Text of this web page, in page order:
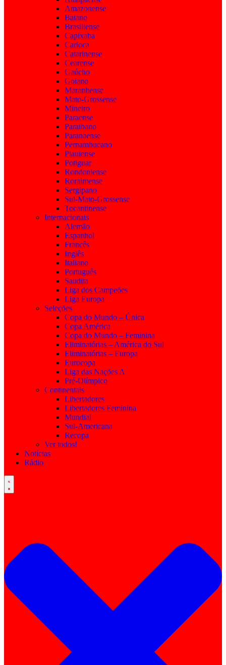
Amazonense
Baiano
Brasiliense
Capixaba
Carioca
Catarinense
Cearense
Gaúcho
Goiano
Maranhense
Mato-Grossense
Mineiro
Paraense
Paraibano
Paranaense
Pernambucano
Piauiense
Potiguar
Rondoniense
Roraimense
Sergipano
Sul-Mato-Grossense
Tocantinense
Internacionais
Alemão
Espanhol
Francês
Inglês
Italiano
Português
Saudita
Liga dos Campeões
Liga Europa
Seleções
Copa do Mundo – Única
Copa América
Copa do Mundo – Feminina
Eliminatórias – América do Sul
Eliminatórias – Europa
Eurocopa
Liga das Nações A
Pré-Olímpico
Continentais
Libertadores
Libertadores Feminina
Mundial
Sul-Americana
Recopa
Ver todos!
Notícias
Rádio